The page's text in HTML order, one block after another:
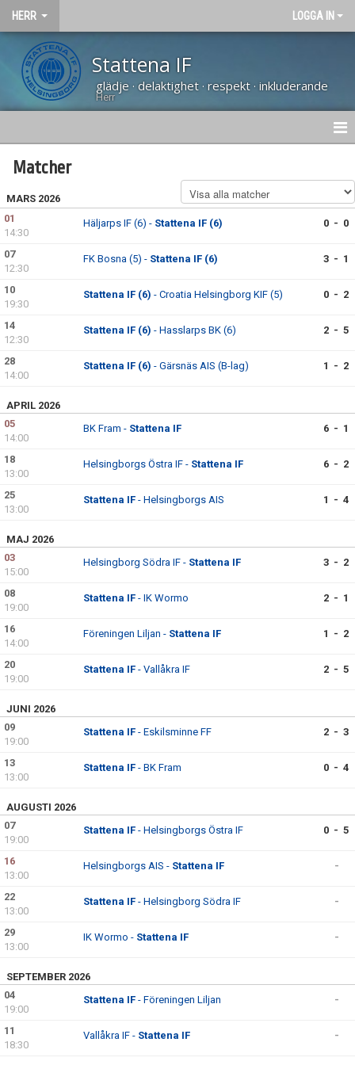
HERR LOGGA IN
Stattena IF
glädje · delaktighet · respekt · inkluderande
Herr
NYHETER
HEM
KALENDER
TRUPPEN
BILDGALLERI
DOKUMENT
KONTAKT
Matcher
MARS 2026
01
14:30
Häljarps IF (6) - Stattena IF (6) 0 - 0
07
12:30
FK Bosna (5) - Stattena IF (6) 3 - 1
10
19:30
Stattena IF (6) - Croatia Helsingborg KIF (5) 0 - 2
14
12:30
Stattena IF (6) - Hasslarps BK (6) 2 - 5
28
14:00
Stattena IF (6) - Gärsnäs AIS (B-lag) 1 - 2
APRIL 2026
05
14:00
BK Fram - Stattena IF 6 - 1
18
13:00
Helsingborgs Östra IF - Stattena IF 6 - 2
25
13:00
Stattena IF - Helsingborgs AIS 1 - 4
MAJ 2026
03
15:00
Helsingborg Södra IF - Stattena IF 3 - 2
08
19:00
Stattena IF - IK Wormo 2 - 1
16
14:00
Föreningen Liljan - Stattena IF 1 - 2
20
19:00
Stattena IF - Vallåkra IF 2 - 5
JUNI 2026
09
19:00
Stattena IF - Eskilsminne FF 2 - 3
13
13:00
Stattena IF - BK Fram 0 - 4
AUGUSTI 2026
07
19:00
Stattena IF - Helsingborgs Östra IF 0 - 5
16
13:00
Helsingborgs AIS - Stattena IF -
22
13:00
Stattena IF - Helsingborg Södra IF -
29
13:00
IK Wormo - Stattena IF -
SEPTEMBER 2026
04
19:00
Stattena IF - Föreningen Liljan -
11
18:30
Vallåkra IF - Stattena IF -